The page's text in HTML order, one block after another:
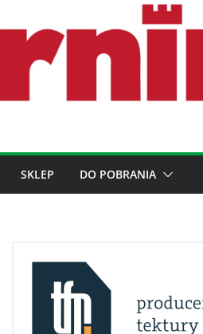
SKLEP DO POBRANIA